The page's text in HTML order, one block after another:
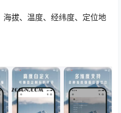
海拔、温度、经纬度、定位地